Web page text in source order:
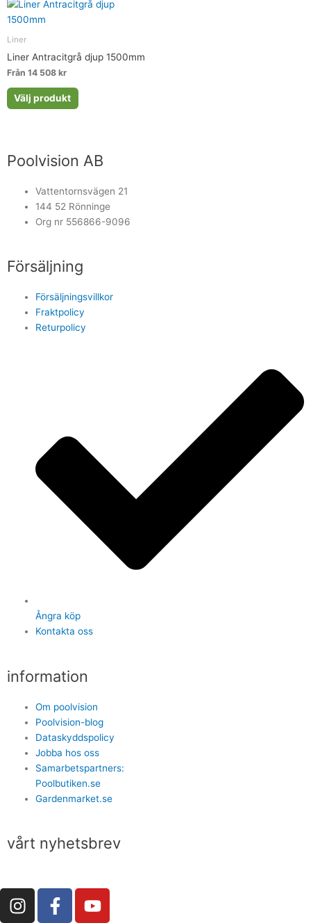
Liner
Liner Antracitgrå djup 1500mm
Från 14 508 kr
Välj produkt
Poolvision AB
Vattentornsvägen 21
144 52 Rönninge
Org nr 556866-9096
Försäljning
Försäljningsvillkor
Fraktpolicy
Returpolicy
Ångra köp
Kontakta oss
information
Om poolvision
Poolvision-blog
Dataskyddspolicy
Jobba hos oss
Samarbetspartners:
Poolbutiken.se
Gardenmarket.se
vårt nyhetsbrev
I
n
F
a
Y
o